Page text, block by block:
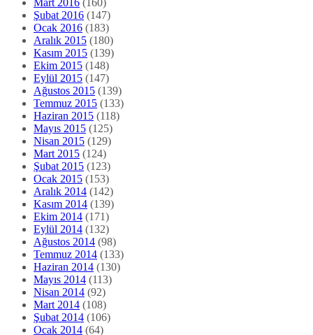
Şubat 2016 (147)
Ocak 2016 (183)
Aralık 2015 (180)
Kasım 2015 (139)
Ekim 2015 (148)
Eylül 2015 (147)
Ağustos 2015 (139)
Temmuz 2015 (133)
Haziran 2015 (118)
Mayıs 2015 (125)
Nisan 2015 (129)
Mart 2015 (124)
Şubat 2015 (123)
Ocak 2015 (153)
Aralık 2014 (142)
Kasım 2014 (139)
Ekim 2014 (171)
Eylül 2014 (132)
Ağustos 2014 (98)
Temmuz 2014 (133)
Haziran 2014 (130)
Mayıs 2014 (113)
Nisan 2014 (92)
Mart 2014 (108)
Şubat 2014 (106)
Ocak 2014 (64)